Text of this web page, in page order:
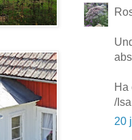
Ha
/Isa
20